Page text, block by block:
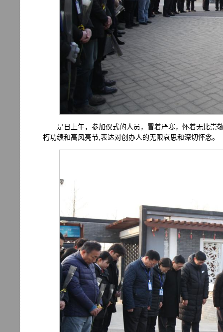
是日上午，参加仪式的人员，冒着严寒，怀着无比崇
朽功绩和高风亮节,表达对创办人的无限哀思和深切怀念。